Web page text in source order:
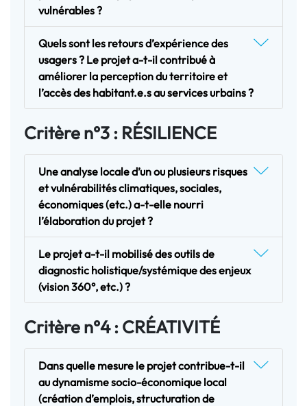
vulnérables ?
Quels sont les retours d’expérience des
usagers ? Le projet a-t-il contribué à
améliorer la perception du territoire et
l’accès des habitant.e.s au services urbains ?
Critère n°3 : RÉSILIENCE
Une analyse locale d’un ou plusieurs risques
et vulnérabilités climatiques, sociales,
économiques (etc.) a-t-elle nourri
l’élaboration du projet ?
Le projet a-t-il mobilisé des outils de
diagnostic holistique/systémique des enjeux
(vision 360°, etc.) ?
Critère n°4 : CRÉATIVITÉ
Dans quelle mesure le projet contribue-t-il
au dynamisme socio-économique local
(création d’emplois, structuration de